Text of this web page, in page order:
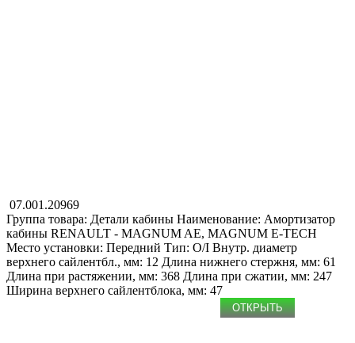
07.001.20969
Группа товара: Детали кабины Наименование: Амортизатор
кабины RENAULT - MAGNUM AE, MAGNUM E-TECH
Место установки: Передний Тип: O/I Внутр. диаметр
верхнего сайлентбл., мм: 12 Длина нижнего стержня, мм: 61
Длина при растяжении, мм: 368 Длина при сжатии, мм: 247
Ширина верхнего сайлентблока, мм: 47
ОТКРЫТЬ